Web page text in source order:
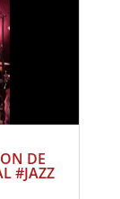
DE
#JAZZ